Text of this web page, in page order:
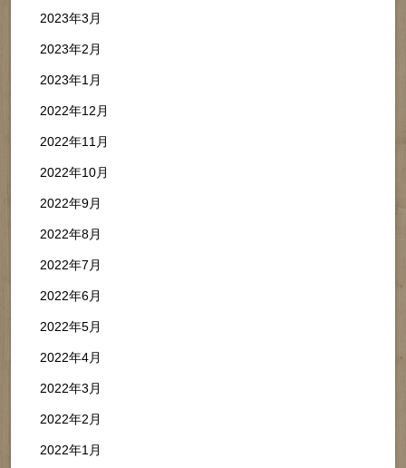
2023年3月
2023年2月
2023年1月
2022年12月
2022年11月
2022年10月
2022年9月
2022年8月
2022年7月
2022年6月
2022年5月
2022年4月
2022年3月
2022年2月
2022年1月